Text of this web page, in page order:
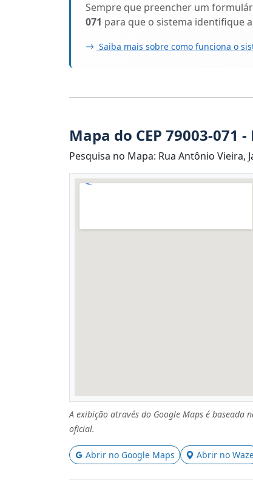
Sempre que preencher um
071 para que o sistema identifique
Saiba mais sobre como funciona o
Mapa do CEP 79003-071
Pesquisa no Mapa: Rua Antônio Vieira,
A exibição através do Google Maps é baseada
oficial.
Abrir no Google Maps Abrir no